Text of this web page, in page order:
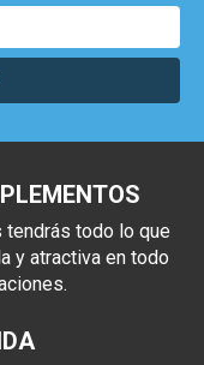
tendrás todo lo que
y atractiva en todo